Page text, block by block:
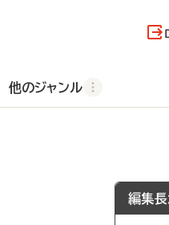
他のジャンル
編集